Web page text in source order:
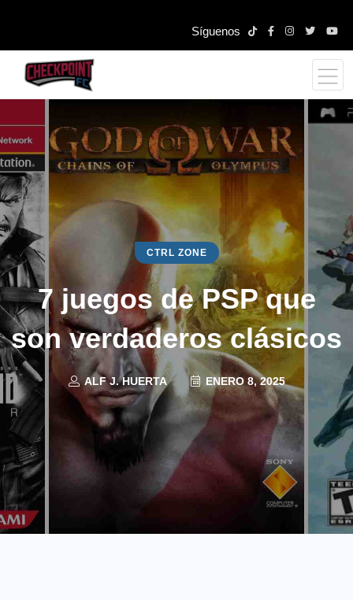
Síguenos
CTRL ZONE
7 juegos de PSP que
son verdaderos clásicos
ALF J. HUERTA ENERO 8, 2025